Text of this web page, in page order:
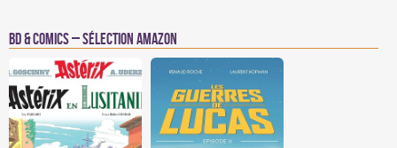
BD & Comics – Sélection Amazon